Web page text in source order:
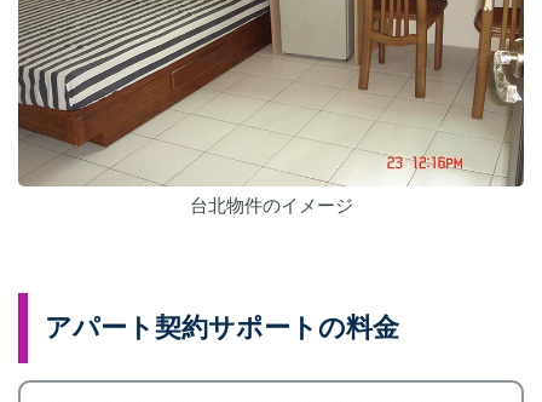
台北物件のイメージ
アパート契約サポートの料金